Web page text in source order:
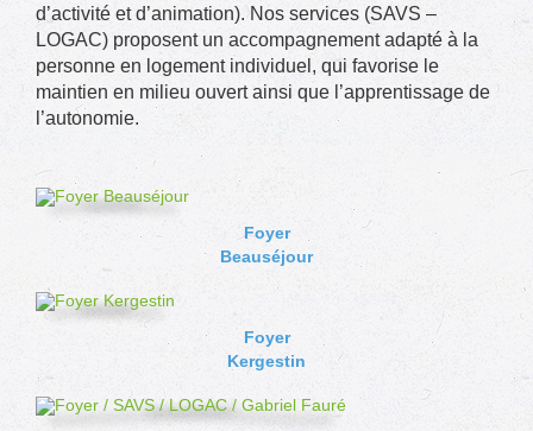
d’activité et d’animation). Nos services (SAVS –
LOGAC) proposent un accompagnement adapté à la
personne en logement individuel, qui favorise le
maintien en milieu ouvert ainsi que l’apprentissage de
l’autonomie.
Foyer
Beauséjour
Foyer
Kergestin